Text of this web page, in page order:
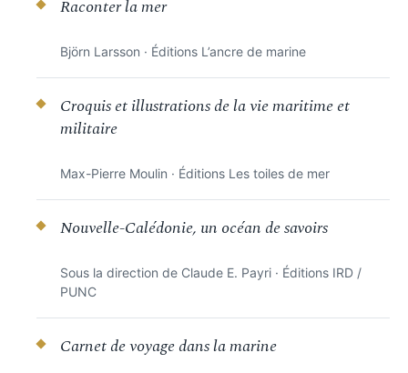
Raconter la mer
Björn Larsson · Éditions L’ancre de marine
Croquis et illustrations de la vie maritime et
militaire
Max-Pierre Moulin · Éditions Les toiles de mer
Nouvelle-Calédonie, un océan de savoirs
Sous la direction de Claude E. Payri · Éditions IRD /
PUNC
Carnet de voyage dans la marine